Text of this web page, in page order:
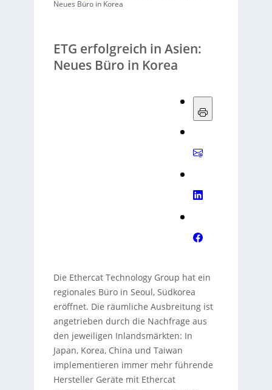
Neues Büro in Korea
ETG erfolgreich in Asien:
Neues Büro in Korea
Die Ethercat Technology Group hat ein
regionales Büro in Seoul, Südkorea
eröffnet. Die räumliche Ausbreitung ist
angetrieben durch die Nachfrage aus
den jeweiligen Inlandsmärkten: In
Japan, Korea, China und Taiwan
implementieren immer mehr führende
Hersteller Geräte mit Ethercat